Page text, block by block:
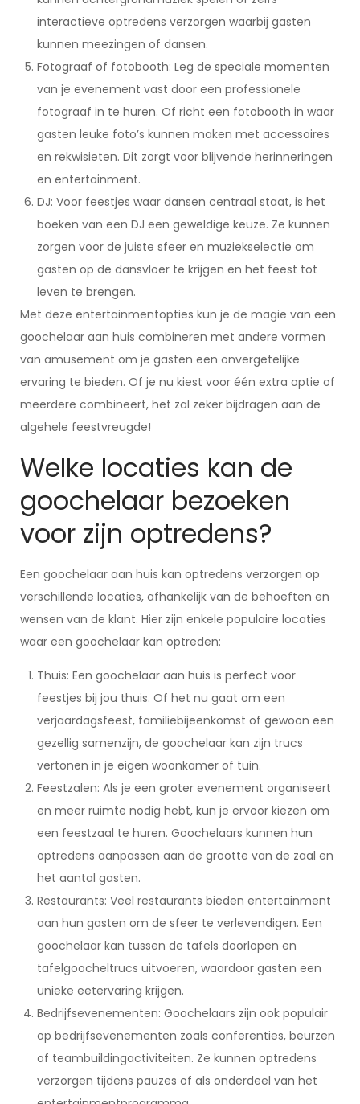
interactieve optredens verzorgen waarbij gasten
kunnen meezingen of dansen.
Fotograaf of fotobooth: Leg de speciale momenten
van je evenement vast door een professionele
fotograaf in te huren. Of richt een fotobooth in waar
gasten leuke foto’s kunnen maken met accessoires
en rekwisieten. Dit zorgt voor blijvende herinneringen
en entertainment.
DJ: Voor feestjes waar dansen centraal staat, is het
boeken van een DJ een geweldige keuze. Ze kunnen
zorgen voor de juiste sfeer en muziekselectie om
gasten op de dansvloer te krijgen en het feest tot
leven te brengen.
Met deze entertainmentopties kun je de magie van een
goochelaar aan huis combineren met andere vormen
van amusement om je gasten een onvergetelijke
ervaring te bieden. Of je nu kiest voor één extra optie of
meerdere combineert, het zal zeker bijdragen aan de
algehele feestvreugde!
Welke locaties kan de
goochelaar bezoeken
voor zijn optredens?
Een goochelaar aan huis kan optredens verzorgen op
verschillende locaties, afhankelijk van de behoeften en
wensen van de klant. Hier zijn enkele populaire locaties
waar een goochelaar kan optreden:
Thuis: Een goochelaar aan huis is perfect voor
feestjes bij jou thuis. Of het nu gaat om een
verjaardagsfeest, familiebijeenkomst of gewoon een
gezellig samenzijn, de goochelaar kan zijn trucs
vertonen in je eigen woonkamer of tuin.
Feestzalen: Als je een groter evenement organiseert
en meer ruimte nodig hebt, kun je ervoor kiezen om
een feestzaal te huren. Goochelaars kunnen hun
optredens aanpassen aan de grootte van de zaal en
het aantal gasten.
Restaurants: Veel restaurants bieden entertainment
aan hun gasten om de sfeer te verlevendigen. Een
goochelaar kan tussen de tafels doorlopen en
tafelgoocheltrucs uitvoeren, waardoor gasten een
unieke eetervaring krijgen.
Bedrijfsevenementen: Goochelaars zijn ook populair
op bedrijfsevenementen zoals conferenties, beurzen
of teambuildingactiviteiten. Ze kunnen optredens
verzorgen tijdens pauzes of als onderdeel van het